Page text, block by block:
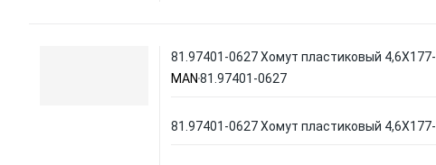
81.97401-0627 Хомут пластиковый 4,6X177-
MAN 81.97401-0627
81.97401-0627 Хомут пластиковый 4,6X177-